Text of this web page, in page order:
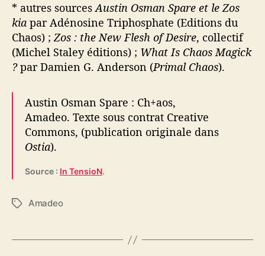
* autres sourcesAustin Osman Spare et le Zos
kia par Adénosine Triphosphate (Editions du
Chaos) ;Zos : the New Flesh of Desire, collectif
(Michel Staley éditions) ; What Is Chaos Magick
?par Damien G. Anderson (Primal Chaos).
Austin Osman Spare : Ch+aos,
Amadeo. Texte sous contrat Creative
Commons, (publication originale dans
Ostia).
Source : In TensioN.
É
q
Amadeo